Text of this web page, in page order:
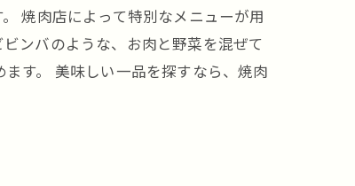
焼肉店によって特別なメニューが用
ンバのような、お肉と野菜を混ぜて
す。 美味しい一品を探すなら、焼肉